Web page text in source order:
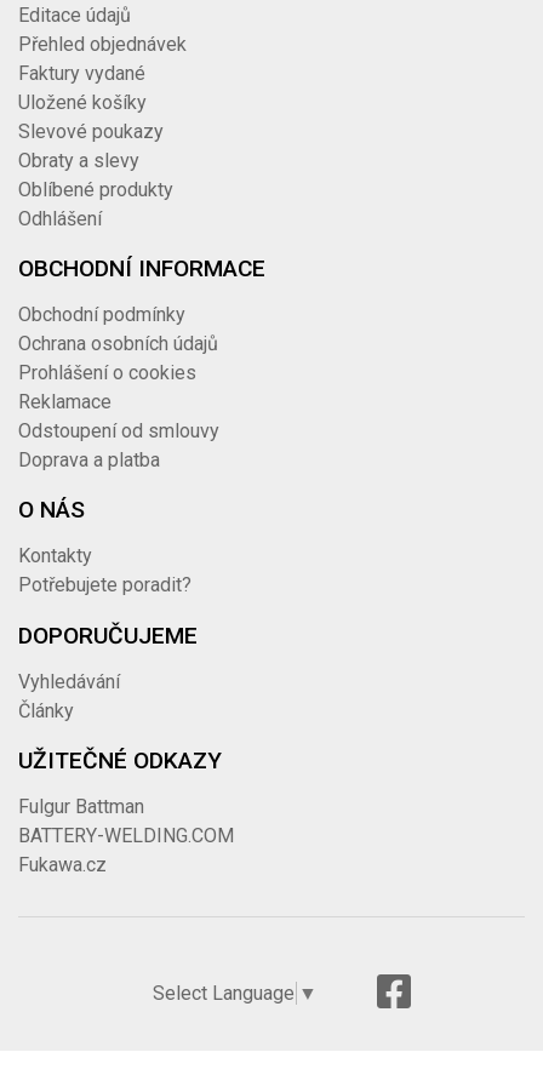
Editace údajů
Přehled objednávek
Faktury vydané
Uložené košíky
Slevové poukazy
Obraty a slevy
Oblíbené produkty
Odhlášení
OBCHODNÍ INFORMACE
Obchodní podmínky
Ochrana osobních údajů
Prohlášení o cookies
Reklamace
Odstoupení od smlouvy
Doprava a platba
O NÁS
Kontakty
Potřebujete poradit?
DOPORUČUJEME
Vyhledávání
Články
UŽITEČNÉ ODKAZY
Fulgur Battman
BATTERY-WELDING.COM
Fukawa.cz
Select Language ▼